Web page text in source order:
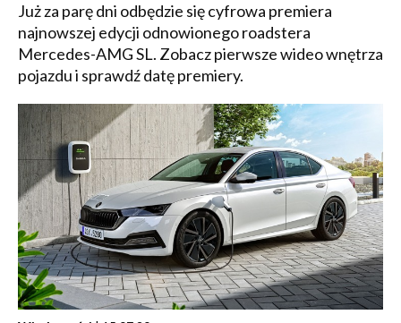
Już za parę dni odbędzie się cyfrowa premiera
najnowszej edycji odnowionego roadstera
Mercedes-AMG SL. Zobacz pierwsze wideo wnętrza
pojazdu i sprawdź datę premiery.